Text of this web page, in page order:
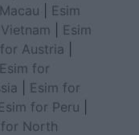
Esim
Esim
Austria
Esim for
Esim for
Esim for Peru
for North